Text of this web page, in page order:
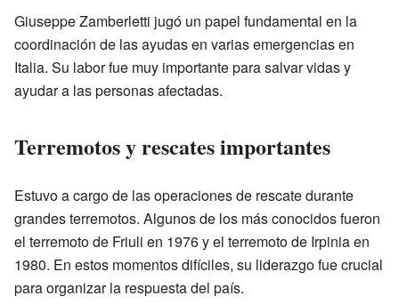
Giuseppe Zamberletti jugó un papel fundamental en la
coordinación de las ayudas en varias emergencias en
Italia. Su labor fue muy importante para salvar vidas y
ayudar a las personas afectadas.
Terremotos y rescates importantes
Estuvo a cargo de las operaciones de rescate durante
grandes terremotos. Algunos de los más conocidos fueron
el terremoto de Friuli en 1976 y el terremoto de Irpinia en
1980. En estos momentos difíciles, su liderazgo fue crucial
para organizar la respuesta del país.